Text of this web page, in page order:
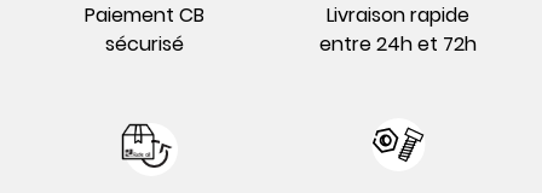
Paiement CB
sécurisé
Livraison rapide
entre 24h et 72h